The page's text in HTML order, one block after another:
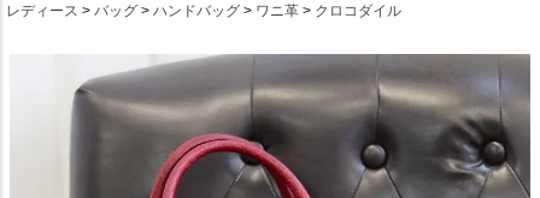
レディース バッグ ハンドバッグ ワニ革 クロコダイル